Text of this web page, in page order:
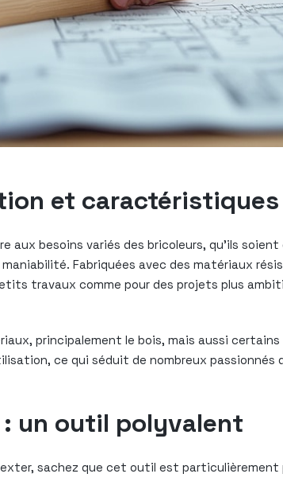
et
aux besoins variés des bricoleurs, qu’ils
Fabriquées avec des matériaux
travaux comme pour des projets plus
principalement le bois, mais aussi
ce qui séduit de nombreux passionnés
: un outil polyvalent
sachez que cet outil est